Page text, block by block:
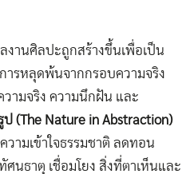
งานศิลปะถูกสร้างขึ้นเพื่อเป็น
รหลุดพ้นจากกรอบความจริง
ามจริง ความนึกฝัน และ
ป (The Nature in Abstraction)
วามเข้าใจธรรมชาติ ลดทอน
นธาตุ เชื่อมโยง สิ่งที่ตาเห็นและ